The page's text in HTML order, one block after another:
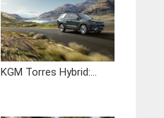
KGM Torres Hybrid:...